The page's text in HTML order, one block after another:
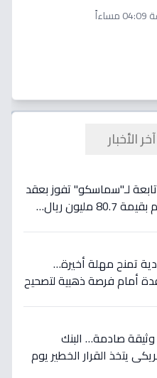
آخر الأخبار
لـ"سماسكو" تفوز بعقد
حكومي صادم بقيمة 80.7 مليون ريال…
تمنح مهلة أخيرة…
أمام فرصة ذهبية لتصحيح
صادمة… البنك
يتخذ القرار الخطير يوم